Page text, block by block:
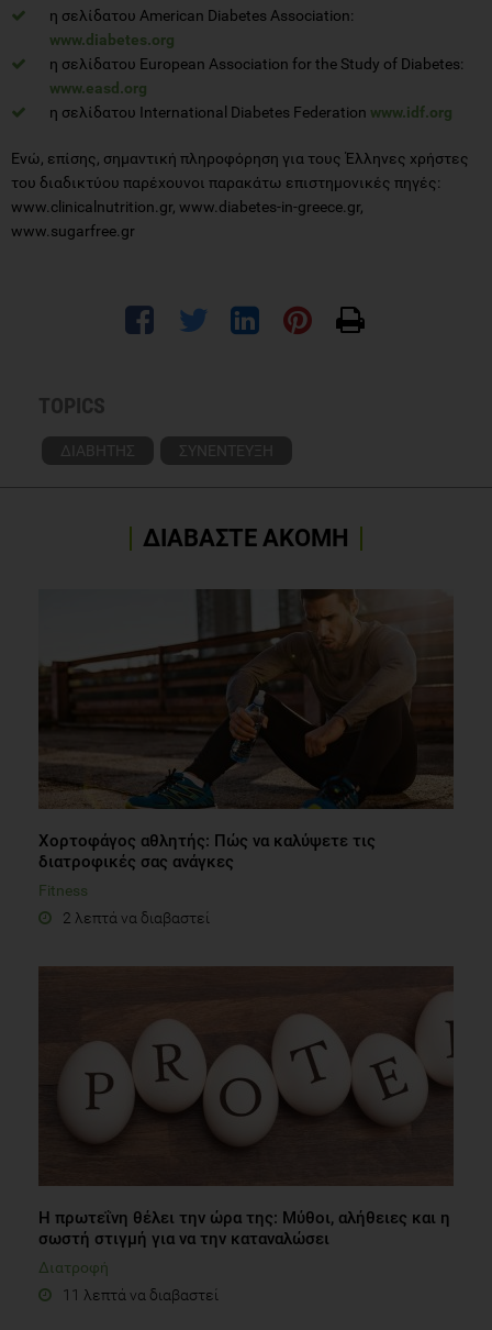
η σελίδατου American Diabetes Association:
www.diabetes.org
η σελίδατου European Association for the Study of Diabetes:
www.easd.org
η σελίδατου International Diabetes Federation www.idf.org
Ενώ, επίσης, σημαντική πληροφόρηση για τους Έλληνες χρήστες
του διαδικτύου παρέχουνοι παρακάτω επιστημονικές πηγές:
www.clinicalnutrition.gr, www.diabetes-in-greece.gr,
www.sugarfree.gr
TOPICS
ΔΙΑΒΗΤΗΣ ΣΥΝΕΝΤΕΥΞΗ
ΔΙΑΒΑΣΤΕ ΑΚΟΜΗ
Χορτοφάγος αθλητής: Πώς να καλύψετε τις
διατροφικές σας ανάγκες
Fitness
2 λεπτά να διαβαστεί
Η πρωτεΐνη θέλει την ώρα της: Μύθοι, αλήθειες και η
σωστή στιγμή για να την καταναλώσει
Διατροφή
11 λεπτά να διαβαστεί